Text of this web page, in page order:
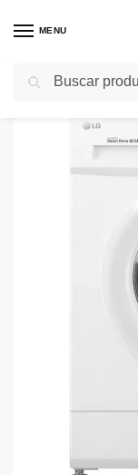
MENU
Inicio Gama blanca